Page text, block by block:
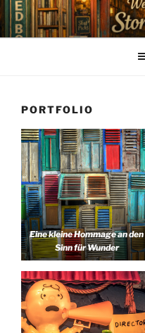
Skip
to
content
PORTFOLIO
Eine kleine Hommage an den
Sinn für Wunder